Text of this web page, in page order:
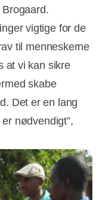
Brogaard.
vigtige for de
til menneskerne
at vi kan sikre
skabe
Det er en lang
nødvendigt”,